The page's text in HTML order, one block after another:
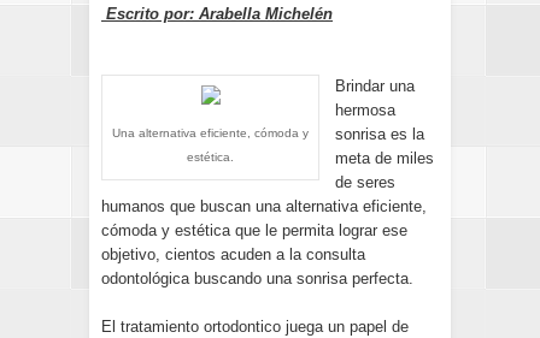
Escrito por: Arabella Michelén
Una alternativa eficiente, cómoda y
estética.
Brindar una
hermosa
sonrisa es la
meta de miles
de seres
humanos que buscan una alternativa eficiente,
cómoda y estética que le permita lograr ese
objetivo, cientos acuden a la consulta
odontológica buscando una sonrisa perfecta.
El tratamiento ortodontico juega un papel de